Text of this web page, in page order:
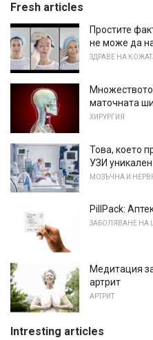
Fresh articles
Простите
не може да
ЗДРАВЕ НА
маточната
ХИРУРГИЯ
Това, което
УЗИ уникален
МОЗЪЧНА И
PillPack:
ЗАБОЛЯВАНЕ НА
Медитация
артрит
АРТРИТ
Intresting articles